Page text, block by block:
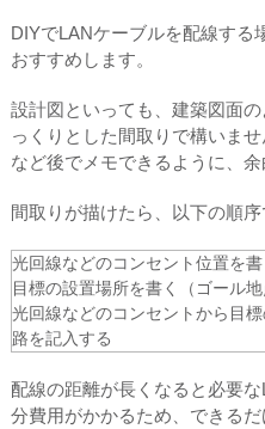
DIYでLANケーブルを配線する
おすすめします。
設計図といっても、建築図面
っくりとした間取りで構いま
など後でメモできるように、余
間取りが描けたら、以下の順序
光回線などのコンセント位置を
目標の設置場所を書く（ゴール地
光回線などのコンセントから目
路を記入する
配線の距離が長くなると必要
分費用がかかるため、できる